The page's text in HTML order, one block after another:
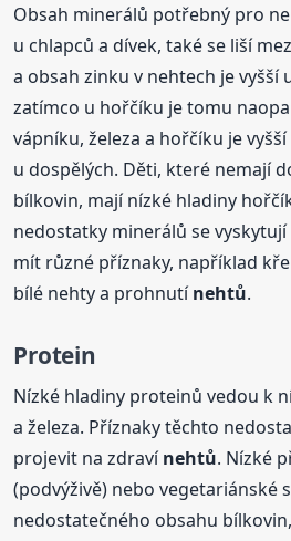
Obsah minerálů potřebný pro
u chlapců a dívek, také se liší
a obsah zinku v nehtech je vyšší
zatímco u hořčíku je tomu
vápníku, železa a hořčíku je vyšší
u dospělých. Děti, které nemají
bílkovin, mají nízké hladiny
nedostatky minerálů se
mít různé příznaky, například
bílé nehty a prohnutínehtů.
Protein
Nízké hladiny proteinů vedou k
a železa. Příznaky těchto
projevit na zdravínehtů. Nízké
(podvýživě) nebo vegetariánské
nedostatečného obsahu